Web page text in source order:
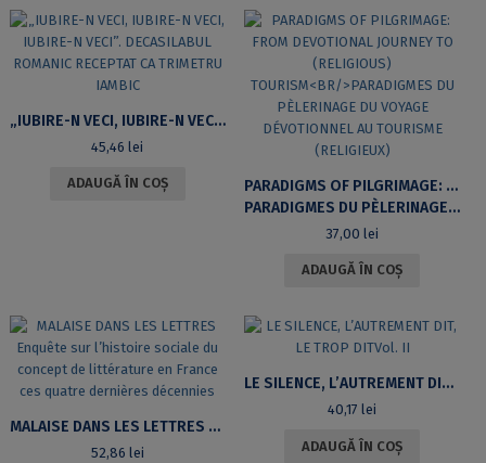
„IUBIRE-N VECI, IUBIRE-N VECI, IUBIRE-N VECI”. DECASILABUL ROMANIC RECEPTAT CA TRIMETRU IAMBIC
45,46lei
ADAUGĂ ÎN COȘ
PARADIGMS OF PILGRIMAGE: FROM DEVOTIONAL JOURNEY TO (RELIGIOUS) TOURISM
PARADIGMES DU PÈLERINAGE DU VOYAGE DÉVOTIONNEL AU TOURISME (RELIGIEUX)
37,00lei
ADAUGĂ ÎN COȘ
MALAISE DANS LES LETTRES ENQUÊTE SUR L’HISTOIRE SOCIALE DU CONCEPT DE LITTÉRATURE EN FRANCE CES QUATRE DERNIÈRES DÉCENNIES
52,86 lei
LE SILENCE, L’AUTREMENT DIT, LE TROP DITVOL. II
40,17lei
ADAUGĂ ÎN COȘ